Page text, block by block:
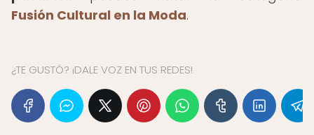
Fusión Cultural en la Moda.
¿TE GUSTÓ? ¡DALE VOZ EN TUS REDES!